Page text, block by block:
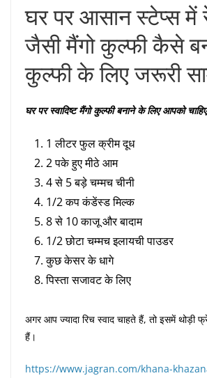
घर पर आसान स्टेप्स में
जैसी मैंगो कुल्फी कैसे
कुल्फी के लिए जरूरी
घर पर स्वादिष्ट मैंगो कुल्फी बनाने के लिए आपको
1 लीटर फुल क्रीम दूध
2 पके हुए मीठे आम
4 से 5 बड़े चम्मच चीनी
1/2 कप कंडेंस्ड मिल्क
8 से 10 काजू और बादाम
1/2 छोटा चम्मच इलायची पाउडर
कुछ केसर के धागे
पिस्ता सजावट के लिए
अगर आप ज्यादा रिच स्वाद चाहते हैं, तो इसमें थोड़ी
हैं।
https://www.jagran.com/khana-